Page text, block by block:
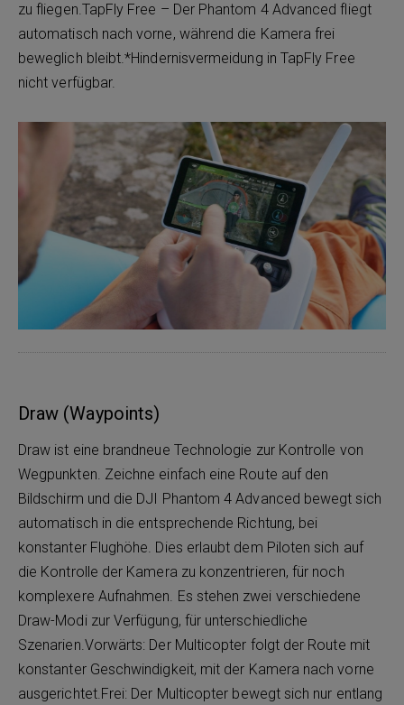
zu fliegen.TapFly Free – Der Phantom 4 Advanced fliegt
automatisch nach vorne, während die Kamera frei
beweglich bleibt.*Hindernisvermeidung in TapFly Free
nicht verfügbar.
Draw (Waypoints)
Draw ist eine brandneue Technologie zur Kontrolle von
Wegpunkten. Zeichne einfach eine Route auf den
Bildschirm und die DJI Phantom 4 Advanced bewegt sich
automatisch in die entsprechende Richtung, bei
konstanter Flughöhe. Dies erlaubt dem Piloten sich auf
die Kontrolle der Kamera zu konzentrieren, für noch
komplexere Aufnahmen. Es stehen zwei verschiedene
Draw-Modi zur Verfügung, für unterschiedliche
Szenarien.Vorwärts: Der Multicopter folgt der Route mit
konstanter Geschwindigkeit, mit der Kamera nach vorne
ausgerichtet.Frei: Der Multicopter bewegt sich nur entlang